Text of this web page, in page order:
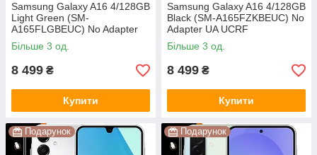
Samsung Galaxy A16 4/128GB
Light Green (SM-
A165FLGBEUС) No Adapter
UA UCRF
Більше 3 од.
8 499 ₴
Купити
Samsung Galaxy A16 4/128GB
Black (SM-A165FZKBEUC) No
Adapter UA UCRF
Більше 3 од.
8 499 ₴
Купити
Подарунок Подарунок